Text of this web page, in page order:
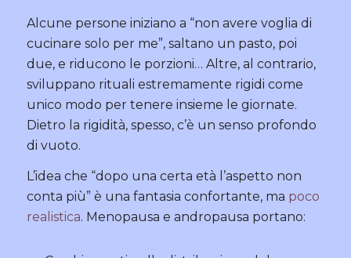
Alcune persone iniziano a “non avere voglia di
cucinare solo per me”, saltano un pasto, poi
due, e riducono le porzioni… Altre, al contrario,
sviluppano rituali estremamente rigidi come
unico modo per tenere insieme le giornate.
Dietro la rigidità, spesso, c’è un senso profondo
di vuoto.
L’idea che “dopo una certa età l’aspetto non
conta più” è una fantasia confortante, ma poco
realistica. Menopausa e andropausa portano: